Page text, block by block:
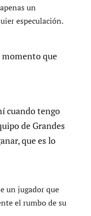
un
especulación.
momento que
cuando tengo
de Grandes
que es lo
un jugador que
el rumbo de su